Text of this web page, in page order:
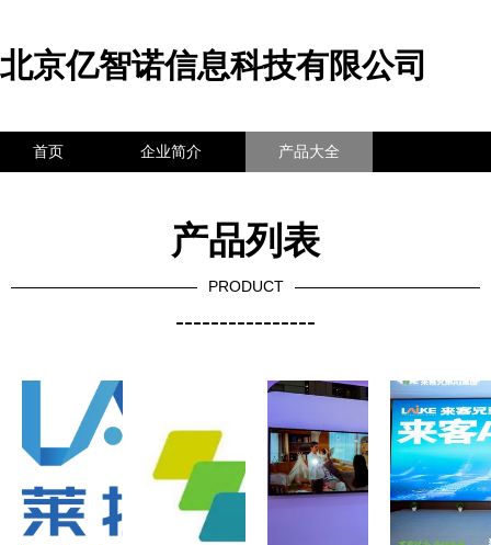
北京亿智诺信息科技有限公司
首页 企业简介 产品大全
产品列表
PRODUCT
----------------